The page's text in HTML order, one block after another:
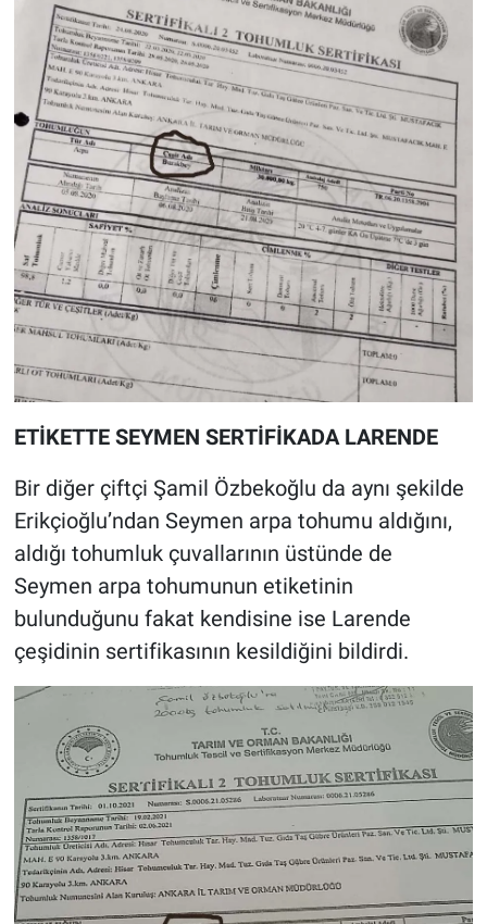
ETİKETTE SEYMEN SERTİFİKADA LARENDE
Bir diğer çiftçi Şamil Özbekoğlu da aynı şekilde
Erikçioğlu’ndan Seymen arpa tohumu aldığını,
aldığı tohumluk çuvallarının üstünde de
Seymen arpa tohumunun etiketinin
bulunduğunu fakat kendisine ise Larende
çeşidinin sertifikasının kesildiğini bildirdi.